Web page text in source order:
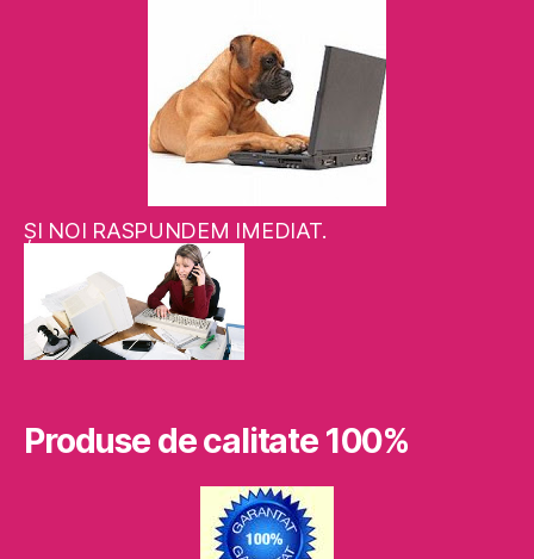
ŞI NOI RASPUNDEM IMEDIAT.
Produse de calitate 100%